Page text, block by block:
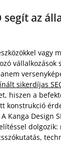
segít az
vagy
vállalkozások
sikerdíjas
hiszen a
konstrukció
Kanga Design